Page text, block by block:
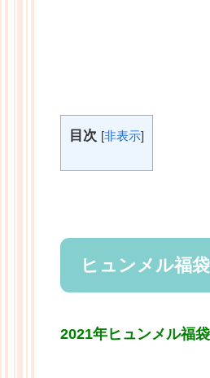
目次 [非表示]
ヒュンメル福
2021年ヒュンメル福